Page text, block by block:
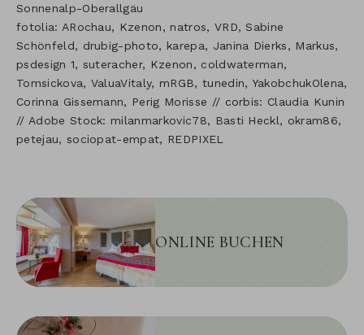
Sonnenalp-Oberallgäu
fotolia: ARochau, Kzenon, natros, VRD, Sabine
Schönfeld, drubig-photo, karepa, Janina Dierks, Markus,
psdesign 1, suteracher, Kzenon, coldwaterman,
Tomsickova, ValuaVitaly, mRGB, tunedin, YakobchukOlena,
Corinna Gissemann, Perig Morisse // corbis: Claudia Kunin
// Adobe Stock: milanmarkovic78, Basti Heckl, okram86,
petejau, sociopat-empat, REDPIXEL
ONLINE BUCHEN